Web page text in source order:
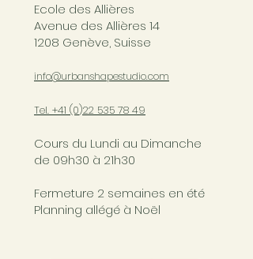
Ecole des Allières
Avenue des Allières 14
1208 Genève, Suisse
info@urbanshapestudio.com
Tel. +41 (0)22 535 78 49
Cours du Lundi au Dimanche
de 09h30 à 21h30
Fermeture 2 semaines en été
Planning allégé à Noël